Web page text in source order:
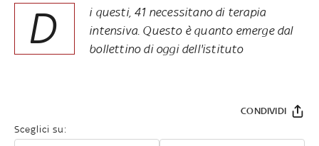
D
i questi, 41 necessitano di terapia
intensiva. Questo è quanto emerge dal
bollettino di oggi dell'istituto
Sceglici su:
CONDIVIDI